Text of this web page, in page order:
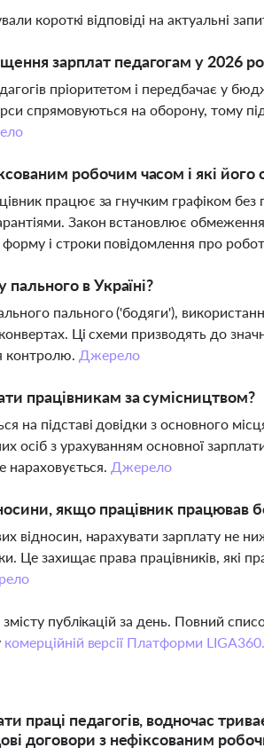
короткі відповіді на актуальні
зарплат педагогам у 2026
пріоритетом і передбачає у
спрямовуються на оборону, тому
робочим часом і які його
працює за гнучким графіком без
Закон встановлює обмеження
і строки повідомлення про
пального в Україні?
пального ('бодяги'),
Ці схеми призводять до
контролю. Джерело
працівникам за сумісництвом?
на підставі довідки з основного
осіб з урахуванням основної
нараховується. Джерело
якщо працівник працював
відносин, нарахувати зарплату не
Це захищає права працівників, які
публікацій за день. Повний
комерційній версії Платформи LIGA360.
праці педагогів, водночас
договори з нефіксованим